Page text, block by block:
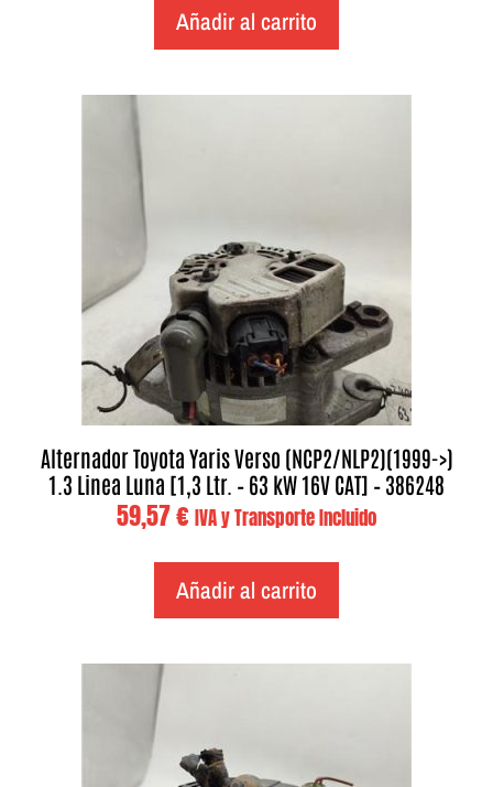
Añadir al carrito
Alternador Toyota Yaris Verso (NCP2/NLP2)(1999->)
1.3 Linea Luna [1,3 Ltr. – 63 kW 16V CAT] – 386248
59,57€ IVA y Transporte Incluido
Añadir al carrito